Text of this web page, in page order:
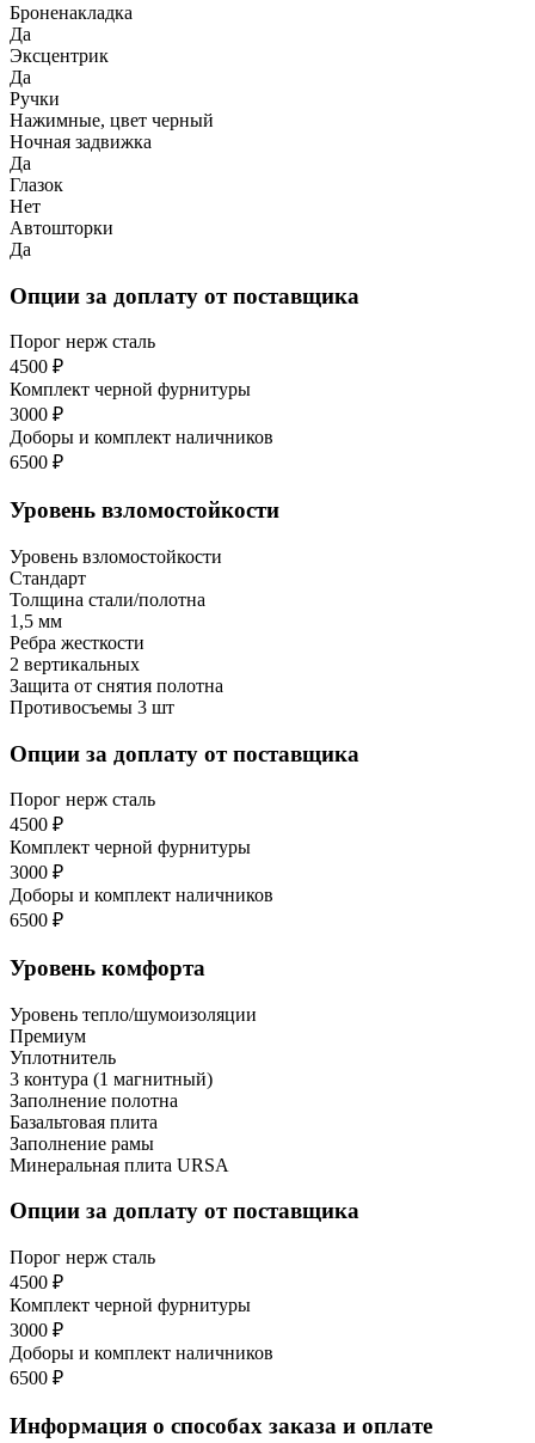
Броненакладка
Да
Эксцентрик
Да
Ручки
Нажимные, цвет черный
Ночная задвижка
Да
Глазок
Нет
Автошторки
Да
Опции за доплату от поставщика
Порог нерж сталь
4500 ₽
Комплект черной фурнитуры
3000 ₽
Доборы и комплект наличников
6500 ₽
Уровень взломостойкости
Уровень взломостойкости
Стандарт
Толщина стали/полотна
1,5 мм
Ребра жесткости
2 вертикальных
Защита от снятия полотна
Противосъемы 3 шт
Опции за доплату от поставщика
Порог нерж сталь
4500 ₽
Комплект черной фурнитуры
3000 ₽
Доборы и комплект наличников
6500 ₽
Уровень комфорта
Уровень тепло/шумоизоляции
Премиум
Уплотнитель
3 контура (1 магнитный)
Заполнение полотна
Базальтовая плита
Заполнение рамы
Минеральная плита URSA
Опции за доплату от поставщика
Порог нерж сталь
4500 ₽
Комплект черной фурнитуры
3000 ₽
Доборы и комплект наличников
6500 ₽
Информация о способах заказа и оплате